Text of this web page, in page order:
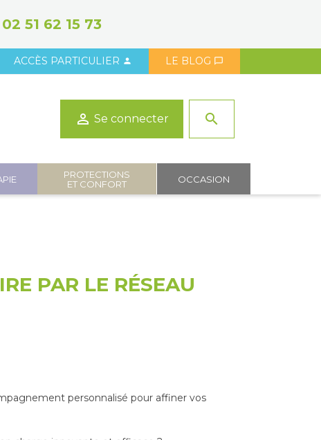
02 51 62 15 73
ACCÈS PARTICULIER  LE BLOG 
 Se connecter search
PROTECTIONS
ET CONFORT
OCCASION
PAR LE RÉSEAU
personnalisé pour affiner vos